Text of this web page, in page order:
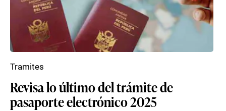
Revisa lo último del trámite de
pasaporte electrónico 2025
Tramites